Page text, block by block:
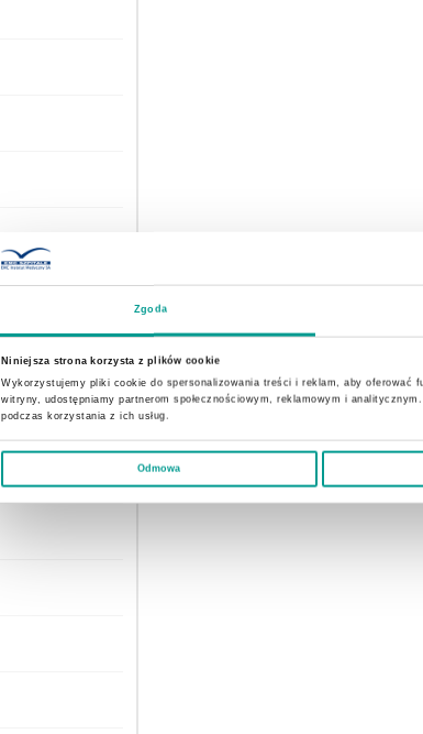
Zgoda
Niniejsza strona korzysta z plików cookie
Wykorzystujemy pliki cookie do spersonalizowania treści i reklam, aby
witryny, udostępniamy partnerom społecznościowym, reklamowym i
podczas korzystania z ich usług.
Odmowa